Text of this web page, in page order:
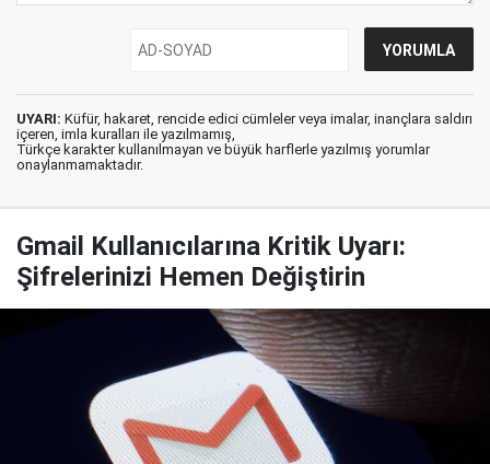
UYARI: Küfür, hakaret, rencide edici cümleler veya imalar, inançlara saldırı
içeren, imla kuralları ile yazılmamış,
Türkçe karakter kullanılmayan ve büyük harflerle yazılmış yorumlar
onaylanmamaktadır.
Gmail Kullanıcılarına Kritik Uyarı:
Şifrelerinizi Hemen Değiştirin